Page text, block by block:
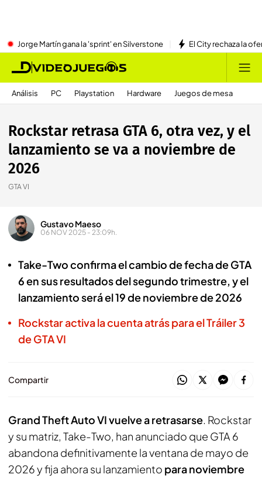
Jorge Martín gana la 'sprint' en Silverstone El City rechaza la
Análisis PC Playstation Hardware Juegos de mesa
Rockstar retrasa GTA 6, otra vez, y el
lanzamiento se va a noviembre de
2026
GTA VI
Gustavo Maeso
06 NOV 2025 - 23:09h.
Take-Two confirma el cambio de fecha de GTA
6 en sus resultados del segundo trimestre, y el
lanzamiento será el 19 de noviembre de 2026
Rockstar activa la cuenta atrás para el Tráiler 3
de GTA VI
Compartir
Grand Theft Auto VI vuelve a retrasarse. Rockstar
y su matriz, Take-Two, han anunciado que GTA 6
abandona definitivamente la ventana de mayo de
2026 y fija ahora su lanzamiento para noviembre